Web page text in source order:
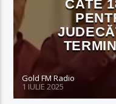
CÂTE
Gold FM Radio
1 IULIE 2025